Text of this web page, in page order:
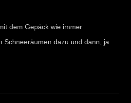
dem Gepäck wie immer
Schneeräumen dazu und dann, ja